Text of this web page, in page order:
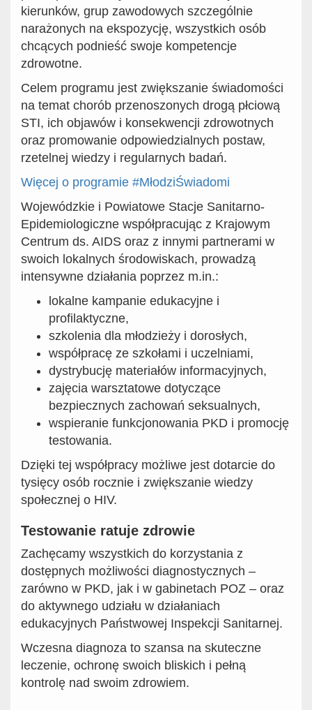
kierunków, grup zawodowych szczególnie
narażonych na ekspozycję, wszystkich osób
chcących podnieść swoje kompetencje
zdrowotne.
Celem programu jest zwiększanie świadomości
na temat chorób przenoszonych drogą płciową
STI, ich objawów i konsekwencji zdrowotnych
oraz promowanie odpowiedzialnych postaw,
rzetelnej wiedzy i regularnych badań.
Więcej o programie #MłodziŚwiadomi
Wojewódzkie i Powiatowe Stacje Sanitarno-
Epidemiologiczne współpracując z Krajowym
Centrum ds. AIDS oraz z innymi partnerami w
swoich lokalnych środowiskach, prowadzą
intensywne działania poprzez m.in.:
lokalne kampanie edukacyjne i
profilaktyczne,
szkolenia dla młodzieży i dorosłych,
współpracę ze szkołami i uczelniami,
dystrybucję materiałów informacyjnych,
zajęcia warsztatowe dotyczące
bezpiecznych zachowań seksualnych,
wspieranie funkcjonowania PKD i promocję
testowania.
Dzięki tej współpracy możliwe jest dotarcie do
tysięcy osób rocznie i zwiększanie wiedzy
społecznej o HIV.
Testowanie ratuje zdrowie
Zachęcamy wszystkich do korzystania z
dostępnych możliwości diagnostycznych –
zarówno w PKD, jak i w gabinetach POZ – oraz
do aktywnego udziału w działaniach
edukacyjnych Państwowej Inspekcji Sanitarnej.
Wczesna diagnoza to szansa na skuteczne
leczenie, ochronę swoich bliskich i pełną
kontrolę nad swoim zdrowiem.